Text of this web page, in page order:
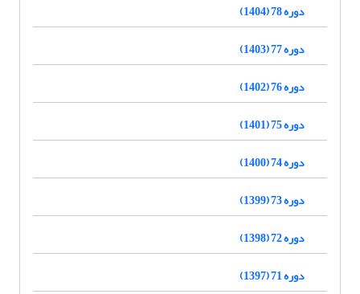
دوره 78 (1404)
دوره 77 (1403)
دوره 76 (1402)
دوره 75 (1401)
دوره 74 (1400)
دوره 73 (1399)
دوره 72 (1398)
دوره 71 (1397)